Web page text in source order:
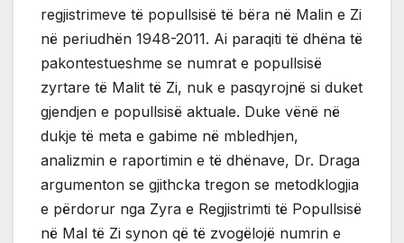
regjistrimeve të popullsisë të bëra në Malin e Zi
në periudhën 1948-2011. Ai paraqiti të dhëna të
pakontestueshme se numrat e popullsisë
zyrtare të Malit të Zi, nuk e pasqyrojnë si duket
gjendjen e popullsisë aktuale. Duke vënë në
dukje të meta e gabime në mbledhjen,
analizmin e raportimin e të dhënave, Dr. Draga
argumenton se gjithcka tregon se metodklogjia
e përdorur nga Zyra e Regjistrimti të Popullsisë
në Mal të Zi synon që të zvogëlojë numrin e